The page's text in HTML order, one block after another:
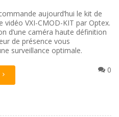
aujourd’hui le kit de
vidéo VXI-CMOD-KIT par Optex.
d’une caméra haute définition
de présence vous
surveillance optimale.
0